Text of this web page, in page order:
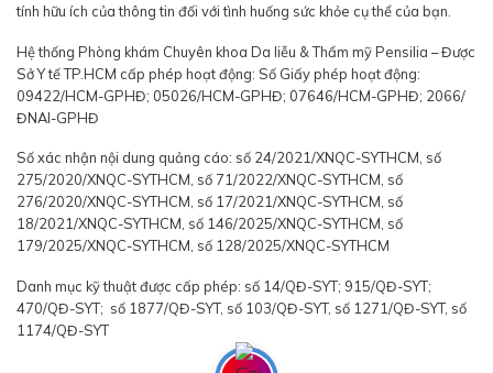
tính hữu ích của thông tin đối với tình huống sức khỏe cụ thể của bạn.
Hệ thống Phòng khám Chuyên khoa Da liễu & Thẩm mỹ Pensilia – Được
Sở Y tế TP.HCM cấp phép hoạt động: Số Giấy phép hoạt động:
09422/HCM-GPHĐ; 05026/HCM-GPHĐ; 07646/HCM-GPHĐ; 2066/
ĐNAI-GPHĐ
Số xác nhận nội dung quảng cáo: số 24/2021/XNQC-SYTHCM, số
275/2020/XNQC-SYTHCM, số 71/2022/XNQC-SYTHCM, số
276/2020/XNQC-SYTHCM, số 17/2021/XNQC-SYTHCM, số
18/2021/XNQC-SYTHCM, số 146/2025/XNQC-SYTHCM, số
179/2025/XNQC-SYTHCM, số 128/2025/XNQC-SYTHCM
Danh mục kỹ thuật được cấp phép: số 14/QĐ-SYT; 915/QĐ-SYT;
470/QĐ-SYT; số 1877/QĐ-SYT, số 103/QĐ-SYT, số 1271/QĐ-SYT, số
1174/QĐ-SYT